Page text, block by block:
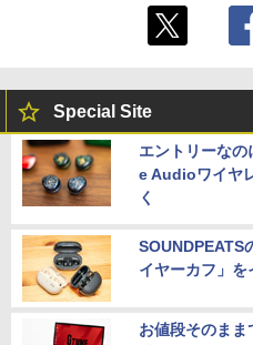
Special Site
エントリーな
e Audioワイヤ
く
SOUNDPEATS
イヤーカフ」を
お値段そのま